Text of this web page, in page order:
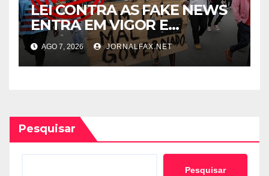
LEI CONTRA AS FAKE NEWS
ENTRA EM VIGOR E
ABRANGE CONTEÚDOS
PRODUZIDOS NO
ESTRANGEIRO
AGO 7, 2026 JORNALFAX.NET
Pesquisar
Pesquisar